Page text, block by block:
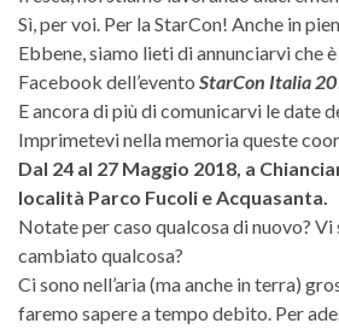
Sì, per voi. Per la StarCon! Anche in
Ebbene, siamo lieti di annunciarvi che
Facebook dell’evento StarCon Italia
E ancora di più di comunicarvi le date
Imprimetevi nella memoria queste
Dal 24 al 27 Maggio 2018, a
località Parco Fucoli e Acquasanta.
Notate per caso qualcosa di nuovo? Vi
cambiato qualcosa?
Ci sono nell’aria (ma anche in terra)
faremo sapere a tempo debito. Per